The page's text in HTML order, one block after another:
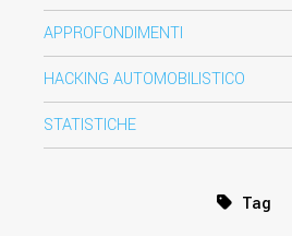
APPROFONDIMENTI
HACKING AUTOMOBILISTICO
STATISTICHE
Tag